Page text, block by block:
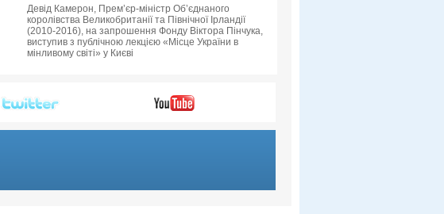
Девід Камерон, Прем’єр-міністр Об’єднаного
королівства Великобританії та Північної Ірландії
(2010-2016), на запрошення Фонду Віктора Пінчука,
виступив з публічною лекцією «Місце України в
мінливому світі» у Києві